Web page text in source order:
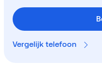
Vergelijk telefoon